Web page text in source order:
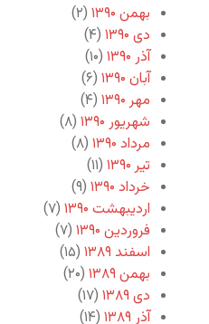
بهمن ۱۳۹۰
(۲)
دی ۱۳۹۰
(۴)
آذر ۱۳۹۰
(۱۰)
آبان ۱۳۹۰
(۶)
مهر ۱۳۹۰
(۴)
شهریور ۱۳۹۰
(۸)
مرداد ۱۳۹۰
(۸)
تیر ۱۳۹۰
(۱۱)
خرداد ۱۳۹۰
(۹)
اردیبهشت ۱۳۹۰
(۷)
فروردین ۱۳۹۰
(۷)
اسفند ۱۳۸۹
(۱۵)
بهمن ۱۳۸۹
(۲۰)
دی ۱۳۸۹
(۱۷)
آذر ۱۳۸۹
(۱۴)